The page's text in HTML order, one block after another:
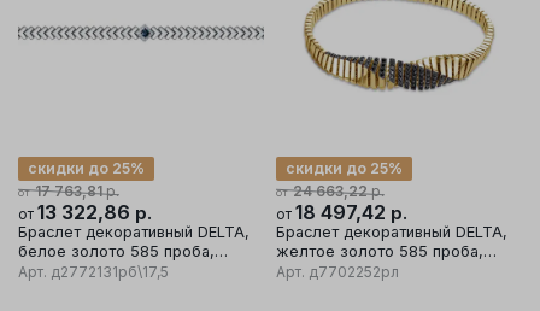
от 17 763,81р.
скидки до 25%
от 13 322,86 р.
Браслет декоративный DELTA,
белое золото 585 проба,
вставка бриллиант/сапфир
Арт. д2772131рб\17,5
от 24 663,22р.
скидки до 25%
от 18 497,42 р.
Браслет декоративный DELTA,
желтое золото 585 проба,
вставка бриллиант
Арт. д7702252рл